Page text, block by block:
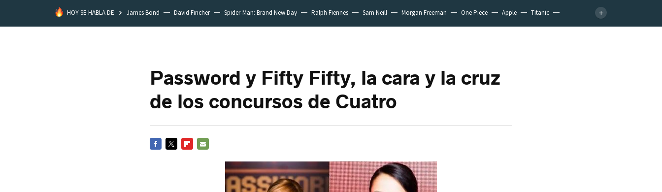
HOY SE HABLA DE James Bond David Fincher Spider-Man: Brand New Day Ralph Fiennes Sam Neill Morgan Freeman One Piece Apple
Titanic
Password y Fifty Fifty, la cara y la cruz
de los concursos de Cuatro